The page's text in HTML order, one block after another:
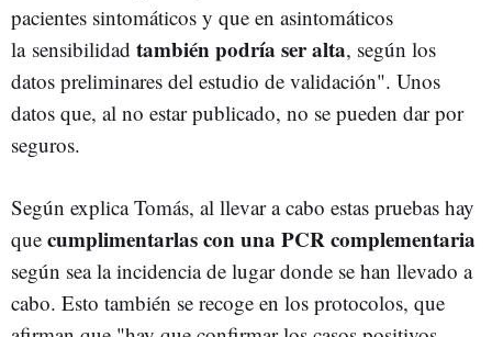
pacientes sintomáticos y que en asintomáticos
la sensibilidad también podría ser alta, según los
datos preliminares del estudio de validación". Unos
datos que, al no estar publicado, no se pueden dar por
seguros.
Según explica Tomás, al llevar a cabo estas pruebas hay
que cumplimentarlas con una PCR complementaria
según sea la incidencia de lugar donde se han llevado a
cabo. Esto también se recoge en los protocolos, que